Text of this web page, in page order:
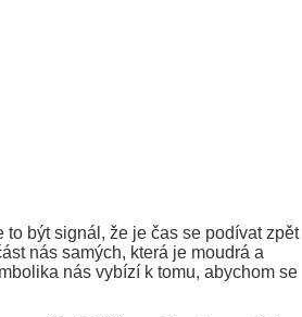
být signál, že je čas se podívat zpět
nás samých, která je moudrá a
nás vybízí k tomu, abychom se